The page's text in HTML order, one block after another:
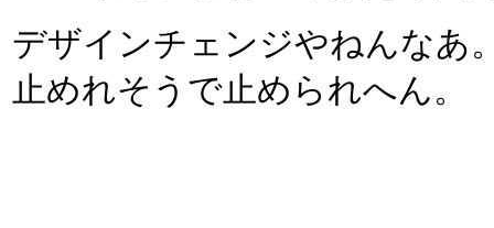
デザインチェンジやねんなあ
止めれそうで止められへん。